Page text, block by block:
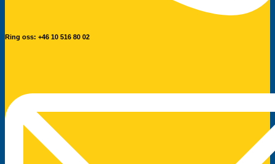
Ring oss: +46 10 516 80 02